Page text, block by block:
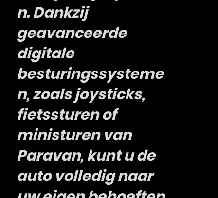
n. Dankzij
geavanceerde
digitale
besturingssysteme
n, zoals joysticks,
fietssturen of
ministuren van
Paravan, kunt u de
auto volledig naar